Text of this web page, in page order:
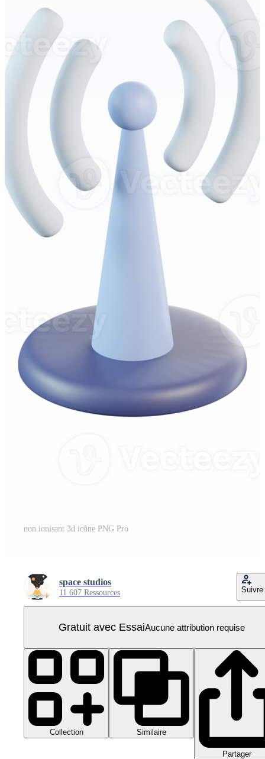
non ionisant 3d icône PNG Pro
space studios
11 607 Ressources Suivre
Gratuit avec EssaiAucune attribution requise
Collection Similaire
Partager